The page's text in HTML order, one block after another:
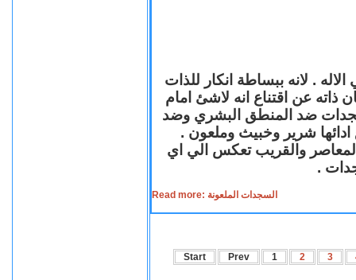
. لانه ببساطة انكار للذات
ذاته عن اقتناع انه لاشئ امام
ضد المنطق البشري وضد
ادائها شرير وخبيث وملعون .
المعاصر والقريب تعكس الي اي
.
Read more: السجدات الملعونة
Start Prev 1 2 3